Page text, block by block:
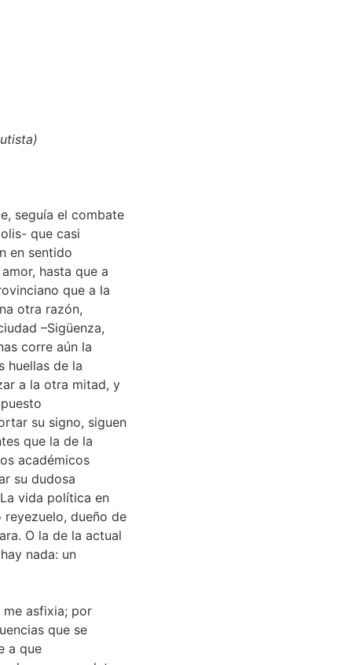
seguía el combate
que casi
en sentido
hasta que a
que a la
otra razón,
–Sigüenza,
corre aún la
huellas de la
a la otra mitad, y
su signo, siguen
que la de la
académicos
su dudosa
vida política en
dueño de
O la de la actual
nada: un
asfixia; por
que se
a que